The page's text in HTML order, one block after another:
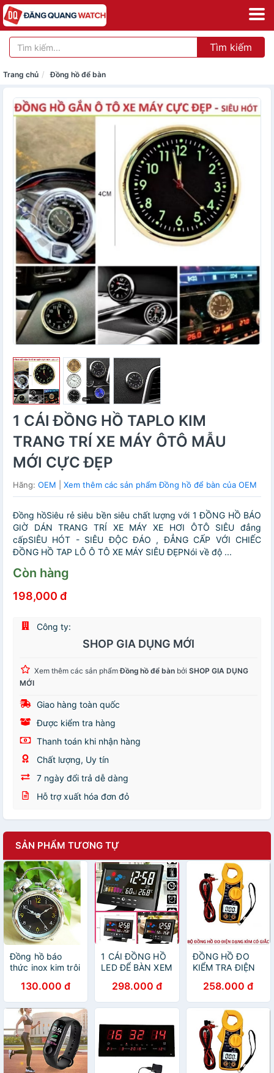
Tìm kiếm
Trang chủ Đồng hồ để bàn
1 CÁI ĐỒNG HỒ TAPLO KIM
TRANG TRÍ XE MÁY ÔTÔ MẪU
MỚI CỰC ĐẸP
Hãng: OEM Xem thêm các sản phẩm Đồng hồ để bàn của OEM
Đồng hồSiêu rẻ siêu bền siêu chất lượng với 1 ĐỒNG HỒ BÁO
GIỜ DÁN TRANG TRÍ XE MÁY XE HƠI ÔTÔ SIÊU đẳng
cấpSIÊU HÓT - SIÊU ĐỘC ĐÁO , ĐẲNG CẤP VỚI CHIẾC
ĐỒNG HỒ TAP LÔ Ô TÔ XE MÁY SIÊU ĐẸPNói về độ ...
Còn hàng
198,000 đ
Công ty:
SHOP GIA DỤNG MỚI
Xem thêm các sản phẩmĐồng hồ để bàn bởi SHOP GIA DỤNG
MỚI
Giao hàng toàn quốc
Được kiểm tra hàng
Thanh toán khi nhận hàng
Chất lượng, Uy tín
7 ngày đổi trả dễ dàng
Hỗ trợ xuất hóa đơn đỏ
SẢN PHẨM TƯƠNG TỰ
Đồng hồ báo
thức inox kim trôi
130.000 đ
1 CÁI ĐỒNG HỒ
LED ĐỂ BÀN XEM
ĐỘ NGÀY THÁNG
NĂM THỨ THỜI
TIẾT
298.000 đ
ĐỒNG HỒ ĐO
KIỂM TRA ĐIỆN
DẠNG KẸP CAO
CẤP NHƯ HÌNH
HÀNG CHUẨN
258.000 đ